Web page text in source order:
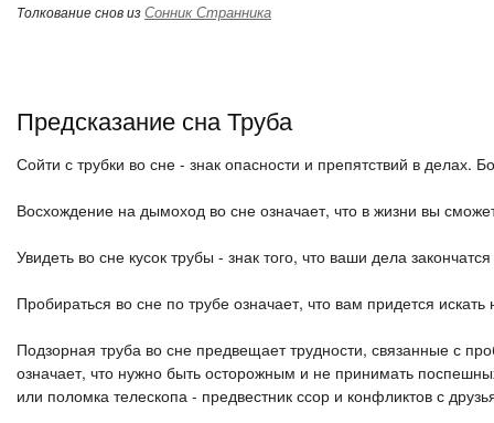
Толкование снов изСонник Странника
Предсказание сна Труба
Сойти с трубки во сне - знак опасности и препятствий в делах.
Восхождение на дымоход во сне означает, что в жизни вы
Увидеть во сне кусок трубы - знак того, что ваши дела
Пробираться во сне по трубе означает, что вам придется
Подзорная труба во сне предвещает трудности, связанные с
означает, что нужно быть осторожным и не принимать
или поломка телескопа - предвестник ссор и конфликтов с